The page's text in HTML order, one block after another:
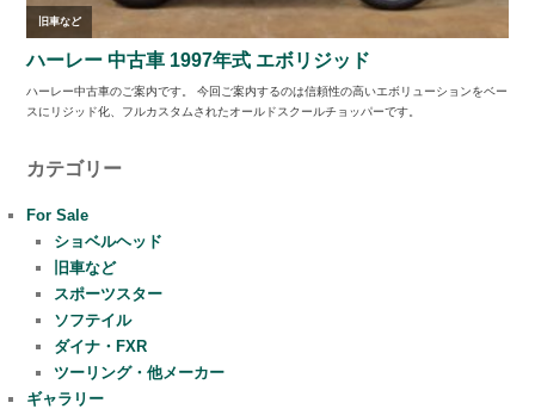
カテゴリー
For Sale
ショベルヘッド
旧車など
スポーツスター
ソフテイル
ダイナ・FXR
ツーリング・他メーカー
ギャラリー